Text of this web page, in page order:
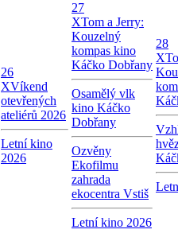
26
XVíkend
otevřených
ateliérů 2026
Letní kino
2026
27
XTom a Jerry:
Kouzelný
kompas kino
Káčko Dobřany
Osamělý vlk
kino Káčko
Dobřany
Ozvěny
Ekofilmu
zahrada
ekocentra Vstiš
Letní kino 2026
28
X